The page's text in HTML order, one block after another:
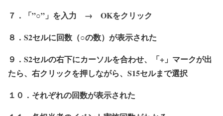
７．「”○”」を入力 → OKをクリック
８．S2セルに回数（○の数）が表示された
９．S2セルの右下にカーソルを合わせ、「+」マークが出
たら、右クリックを押しながら、S15セルまで選択
１０．それぞれの回数が表示された